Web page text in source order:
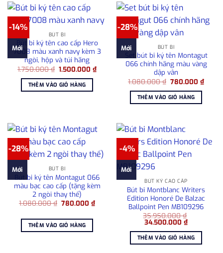
-14%
Mới
BÚT BI
Bút bi ký tên cao cấp Hero
7008 màu xanh navy kèm 3
ngòi, hộp và túi hãng
1.750.000₫ Giá
là:
1.750.000 ₫.
1.500.000₫Giá
hiện
1.500.000 ₫.
THÊM VÀO GIỎ HÀNG
-28%
Mới BÚT BI
Set bút bi ký tên Montagut
066 chính hãng màu vàng
dập vân
1.080.000₫ Giá
là:
1.080.000 ₫.
780.000₫Giá
hiện
THÊM VÀO GIỎ HÀNG
-28%
Mới BÚT BI
Bút bi ký tên Montagut 066
màu bạc cao cấp (tặng kèm
2 ngòi thay thế)
1.080.000₫ Giá
1.080.000 ₫.
780.000₫Giá
hiện
THÊM VÀO GIỎ HÀNG
-4%
Mới
BÚT KÝ CAO CẤP
Bút bi Montblanc Writers
Edition Honoré De Balzac
Ballpoint Pen MB109296
35.950.000₫
Giá
là:
35.950.000 ₫.
34.500.000 ₫Giá
hiện
tại
là:
THÊM VÀO GIỎ HÀNG